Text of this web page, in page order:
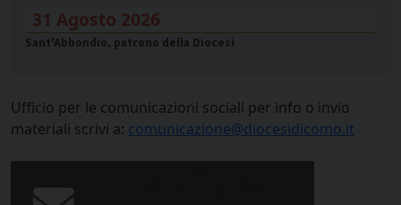
31 Agosto 2026
Sant'Abbondio, patrono della Diocesi
Ufficio per le comunicazioni sociali per info o invio
materiali scrivi a: comunicazione@diocesidicomo.it